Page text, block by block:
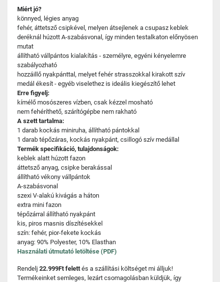
Miért jó?
könnyed, légies anyag
fehér, áttetsző csipkével, melyen átsejlenek a csupasz keblek
deréknál húzott A-szabásvonal, így minden testalkaton előnyösen
mutat
állítható vállpántos kialakítás - személyre, egyéni kényelemre
szabályozható
hozzáillő nyakpánttal, melyet fehér strasszokkal kirakott szív
medál ékesít - egyéb viselethez is ideális kiegészítő lehet
Erre figyelj:
kímélő mosószeres vízben, csak kézzel mosható
nem fehéríthető, szárítógépbe nem rakható
A szett tartalma:
1 darab kockás miniruha, állítható pántokkal
1 darab tépőzáras, kockás nyakpánt, csillogó szív medállal
Termék specifikáció, tulajdonságok:
keblek alatt húzott fazon
áttetsző anyag, csipke berakással
állítható vékony vállpántok
A-szabásvonal
szexi V-alakú kivágás a háton
extra mini fazon
tépőzárral állítható nyakpánt
kis, piros masnis díszítésekkel
szín: fehér, pior-fekete kockás
anyag: 90% Polyester, 10% Elasthan
Használati útmutató letöltése (PDF)
Rendelj 22.999Ft felettés a szállítási költséget mi álljuk!
Termékeinket semleges, lezárt csomagolásban küldjük, így